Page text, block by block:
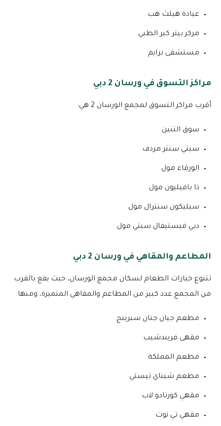
عيادة هيلث هب
مركز بيتر كير الطبي
مستشفى برايم
مراكز التسوق في ورسان 2 دبي
أقرب مراكز التسوق لمجمع الورسان 2 هي:
سوق التنين
سيتي سنتر مردف
الورقاء مول
ذا بافيليون مول
سيليكون سنترال مول
دبي فيستيفال سيتي مول
المطاعم والمقاهي في ورسان 2 دبي
تتنوع خيارات الطعام لسكان مجمع الورسان، حيث يقع بالقرب
من المجمع عدد كبير من المطاعم والمقاهي المتميزة، ومنها:
مطعم جيان جنان سبرينج
مقهى فريندشيب
مطعم المملكة
مطعم شيناي تيستي
مقهي كورتادو لاب
مقهي تي نوت